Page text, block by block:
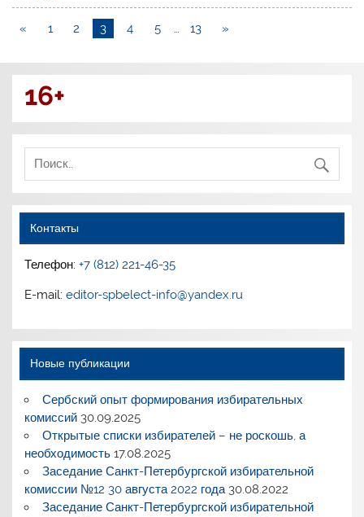
« 1 2 3 4 5 … 13 »
16+
Контакты
Телефон:+7 (812) 221-46-35
E-mail:editor-spbelect-info@yandex.ru
Новые публикации
Сербский опыт формирования избирательных
комиссий 30.09.2025
Открытые списки избирателей – не роскошь, а
необходимость 17.08.2025
Заседание Санкт-Петербургской избирательной
комиссии №12 30 августа 2022 года 30.08.2022
Заседание Санкт-Петербургской избирательной